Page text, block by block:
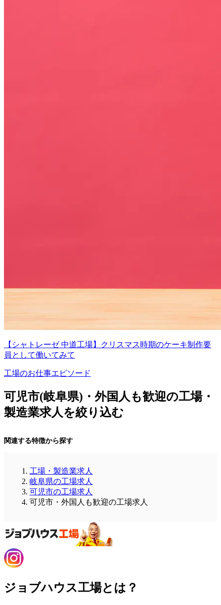
【シャトレーゼ 中道工場】クリスマス時期のケーキ制作要
員として働いてみて
工場のお仕事エピソード
可児市(岐阜県)・外国人も歓迎の工場・
製造業求人を絞り込む
関連する特徴から探す
工場・製造業求人
岐阜県の工場求人
可児市の工場求人
可児市・外国人も歓迎の工場求人
ジョブハウス工場とは？